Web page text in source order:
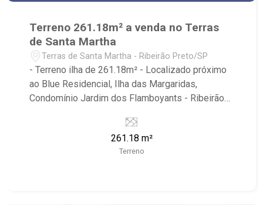
Terreno 261.18m² a venda no Terras
de Santa Martha
Terras de Santa Martha - Ribeirão Preto/SP
- Terreno ilha de 261.18m² - Localizado próximo
ao Blue Residencial, Ilha das Margaridas,
Condomínio Jardim dos Flamboyants - Ribeirão
- Sinta-se em casa na Ribeirão Imóveis, afinal
Somos e Vivemos Ribeirão: - funcionários
capacitados; - processos rápidos e eficientes; -
261.18 m²
Terreno